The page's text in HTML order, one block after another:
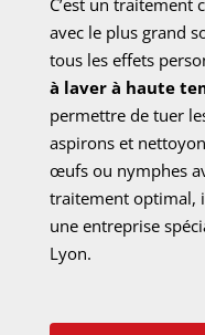
C’est un traitement
avec le plus grand
tous les effets
à laver à haute
permettre de tuer
aspirons et
œufs ou nymphes
traitement optimal,
une entreprise
Lyon.